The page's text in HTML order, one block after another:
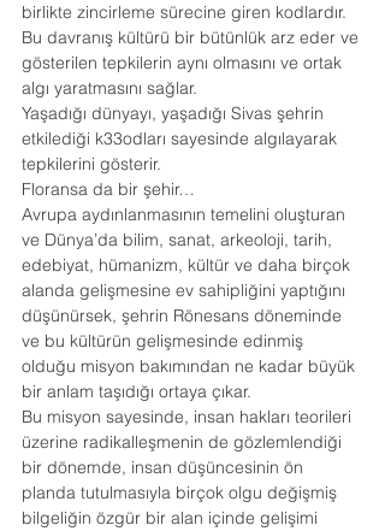
birlikte zincirleme sürecine giren kodlardır.
Bu davranış kültürü bir bütünlük arz eder ve
gösterilen tepkilerin aynı olmasını ve ortak
algı yaratmasını sağlar.
Yaşadığı dünyayı, yaşadığı Sivas şehrin
etkilediği k33odları sayesinde algılayarak
tepkilerini gösterir.
Floransa da bir şehir…
Avrupa aydınlanmasının temelini oluşturan
ve Dünya’da bilim, sanat, arkeoloji, tarih,
edebiyat, hümanizm, kültür ve daha birçok
alanda gelişmesine ev sahipliğini yaptığını
düşünürsek, şehrin Rönesans döneminde
ve bu kültürün gelişmesinde edinmiş
olduğu misyon bakımından ne kadar büyük
bir anlam taşıdığı ortaya çıkar.
Bu misyon sayesinde, insan hakları teorileri
üzerine radikalleşmenin de gözlemlendiği
bir dönemde, insan düşüncesinin ön
planda tutulmasıyla birçok olgu değişmiş
bilgeliğin özgür bir alan içinde gelişimi